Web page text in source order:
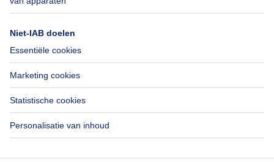
Veelgestelde vragen
Toegankelijkheid
Contacteer ons
LinkedIn
Immoweb SA © 2026 - Alle rechten voorbehouden
Gebruiksvoorwaarden Cookie instellingen
Privacybeleid
Rangschikking regels